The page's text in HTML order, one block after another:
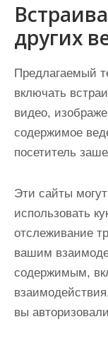
других
Предлагаемый
включать
видео,
содержимое
посетитель
Эти сайты
использовать
отслеживание
вашим
содержимым,
вы